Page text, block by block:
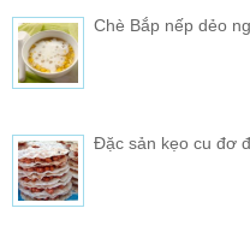
Chè Bắp nếp dẻo
Đặc sản kẹo cu đơ